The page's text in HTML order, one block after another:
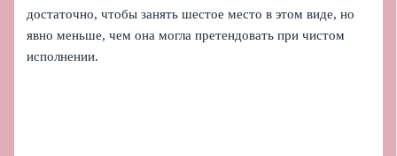
достаточно, чтобы занять шестое место в этом виде, но
явно меньше, чем она могла претендовать при чистом
исполнении.